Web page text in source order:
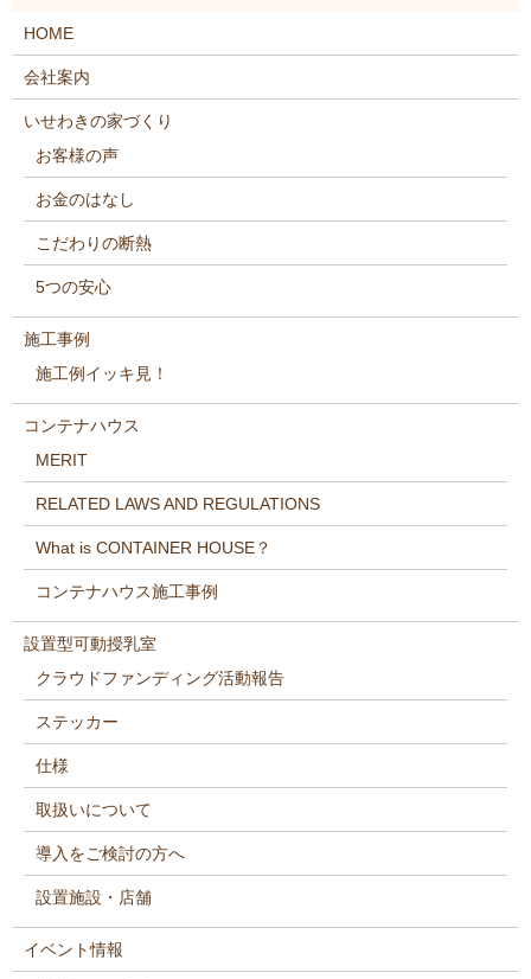
HOME
会社案内
いせわきの家づくり
お客様の声
お金のはなし
こだわりの断熱
5つの安心
施工事例
施工例イッキ見！
コンテナハウス
MERIT
RELATED LAWS AND REGULATIONS
What is CONTAINER HOUSE？
コンテナハウス施工事例
設置型可動授乳室
クラウドファンディング活動報告
ステッカー
仕様
取扱いについて
導入をご検討の方へ
設置施設・店舗
イベント情報